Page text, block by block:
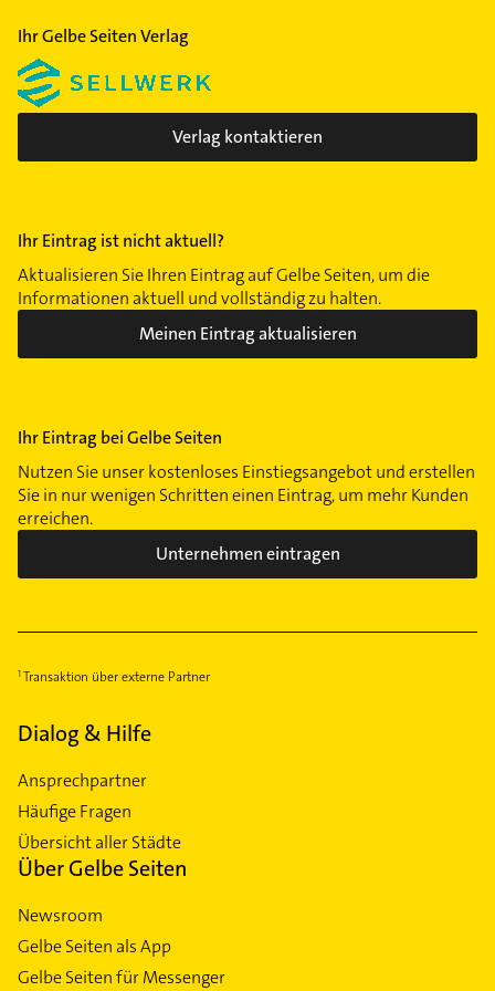
Ihr Gelbe Seiten Verlag
Verlag kontaktieren
Ihr Eintrag ist nicht aktuell?
Aktualisieren Sie Ihren Eintrag auf Gelbe Seiten, um die
Informationen aktuell und vollständig zu halten.
Meinen Eintrag aktualisieren
Ihr Eintrag bei Gelbe Seiten
Nutzen Sie unser kostenloses Einstiegsangebot und erstellen
Sie in nur wenigen Schritten einen Eintrag, um mehr Kunden
erreichen.
Unternehmen eintragen
Transaktion über externe Partner
Dialog & Hilfe
Ansprechpartner
Häufige Fragen
Übersicht aller Städte
Über Gelbe Seiten
Newsroom
Gelbe Seiten als App
Gelbe Seiten für Messenger